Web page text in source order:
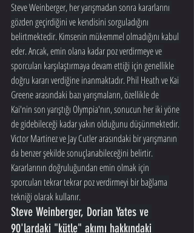
Steve Weinberger, her yarışmadan sonra kararlarını
gözden geçirdiğini ve kendisini sorguladığını
belirtmektedir. Kimsenin mükemmel olmadığını kabul
eder. Ancak, emin olana kadar poz verdirmeye ve
sporcuları karşılaştırmaya devam ettiği için genellikle
doğru kararı verdiğine inanmaktadır. Phil Heath ve Kai
Greene arasındaki bazı yarışmaların, özellikle de
Kai'nin son yarıştığı Olympia'nın, sonucun her iki yöne
de gidebileceği kadar yakın olduğunu düşünmektedir.
Victor Martinez ve Jay Cutler arasındaki bir yarışmanın
da benzer şekilde sonuçlanabileceğini belirtir.
Kararlarının doğruluğundan emin olmak için
sporcuları tekrar tekrar poz verdirmeyi bir bağlama
tekniği olarak kullanır.
Steve Weinberger, Dorian Yates ve
90'lardaki "kütle" akımı hakkındaki